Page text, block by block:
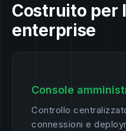
Costruito per
enterprise
Console
Controllo
connessioni e